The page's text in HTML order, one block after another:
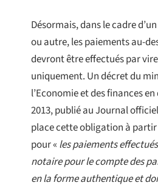
Désormais, dans le cadre
ou autre, les paiements au-
devront être effectués par
uniquement. Un décret du
l’Economie et des finances
2013, publié au Journal
place cette obligation à partir
pour «les paiements
notaire pour le compte des
en la forme authentique et